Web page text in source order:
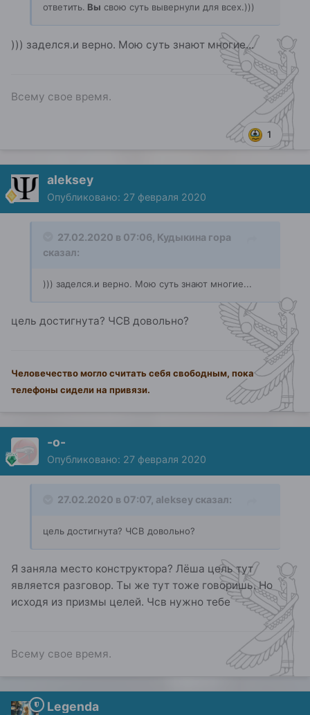
ответить. Вы свою суть вывернули для всех.)))
))) заделся.и верно. Мою суть знают многие...
1
Всему свое время.
aleksey
Опубликовано: 27 февраля 2020
27.02.2020 в 07:06, Кудыкина гора
сказал:
))) заделся.и верно. Мою суть знают многие...
цель достигнута? ЧСВ довольно?
Человечество могло считать себя свободным, пока
телефоны сидели на привязи.
-о-
Опубликовано: 27 февраля 2020
27.02.2020 в 07:07, aleksey сказал:
цель достигнута? ЧСВ довольно?
Я заняла место конструктора? Лёша цель тут
является разговор. Ты же тут тоже говоришь. Но
исходя из призмы целей. Чсв нужно тебе
Всему свое время.
Legenda